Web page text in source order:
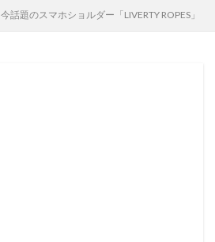
今話題のスマホショルダー「LIVERTY ROPES」